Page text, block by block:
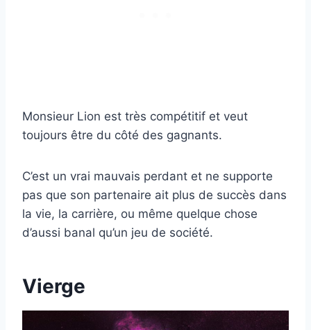
Monsieur Lion est très compétitif et veut
toujours être du côté des gagnants.
C’est un vrai mauvais perdant et ne supporte
pas que son partenaire ait plus de succès dans
la vie, la carrière, ou même quelque chose
d’aussi banal qu’un jeu de société.
Vierge